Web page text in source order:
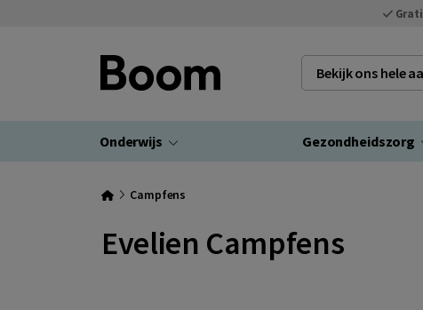
Bekijk ons hele
Onderwijs Gezondheidszorg
Campfens
Evelien Campfens